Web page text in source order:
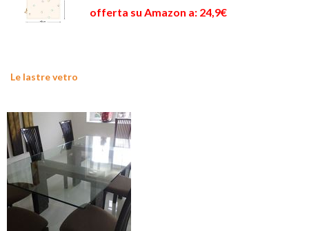
offerta su Amazon a: 24,9€
Le lastre vetro